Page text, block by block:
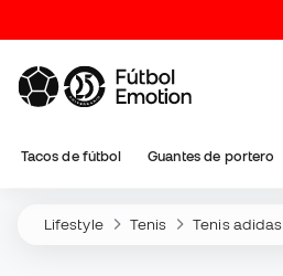
Tacos de fútbol Guantes de portero
Lifestyle Tenis Tenis adidas